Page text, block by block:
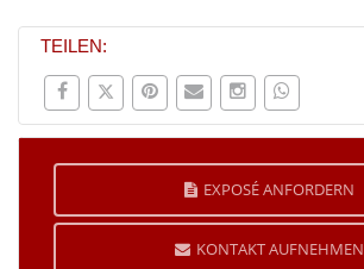
TEILEN:
EXPOSÉ ANFORDERN
KONTAKT AUFNEHMEN